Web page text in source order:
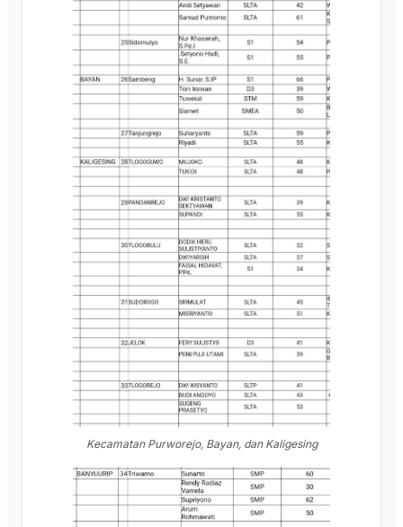
Kecamatan Purworejo, Bayan, dan Kaligesing